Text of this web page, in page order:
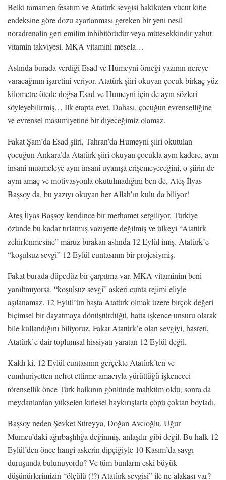
Belki tamamen fesatım ve Atatürk sevgisi hakikaten vücut kitle
endeksine göre dozu ayarlanması gereken bir yeni nesil
noradrenalin geri emilim inhibitörüdür veya mütesekkindir yahut
vitamin takviyesi. MKA vitamini mesela…
Aslında burada verdiği Esad ve Humeyni örneği yazının nereye
varacağının işaretini veriyor. Atatürk şiiri okuyan çocuk birkaç yüz
kilometre ötede doğsa Esad ve Humeyni için de aynı sözleri
söyleyebilirmiş… İlk etapta evet. Dahası, çocuğun evrenselliğine
ve evrensel masumiyetine bir diyeceğimiz olamaz.
Fakat Şam’da Esad şiiri, Tahran’da Humeyni şiiri okutulan
çocuğun Ankara’da Atatürk şiiri okuyan çocukla aynı kadere, aynı
insanî muameleye aynı insanî uyanışa erişemeyeceğini, o şiirin de
aynı amaç ve motivasyonla okutulmadığını ben de, Ateş İlyas
Başsoy da, bu yazıyı okuyan her Allah’ın kulu da biliyor!
Ateş İlyas Başsoy kendince bir merhamet sergiliyor. Türkiye
özünde bu kadar tırlatmış vaziyette değilmiş ve ülkeyi “Atatürk
zehirlenmesine” maruz bırakan aslında 12 Eylül imiş. Atatürk’e
“koşulsuz sevgi” 12 Eylül cuntasının bir projesiymiş.
Fakat burada düpedüz bir çarpıtma var. MKA vitaminim beni
yanıltmıyorsa, “koşulsuz sevgi” askeri cunta rejimi eliyle
aşılanamaz. 12 Eylül’ün başta Atatürk olmak üzere birçok değeri
biçimsel bir dayatmaya dönüştürdüğü, hatta işkence unsuru olarak
bile kullandığını biliyoruz. Fakat Atatürk’e olan sevgiyi, hasreti,
Atatürk’e dair toplumsal hissiyatı yaratan 12 Eylül değil.
Kaldı ki, 12 Eylül cuntasının gerçekte Atatürk’ten ve
cumhuriyetten nefret ettirme amacıyla yürüttüğü işkenceci
törensellik önce Türk halkının gönlünde mahkûm oldu, sonra da
meydanlardan yükselen kitlesel haykırışlarla çöpü çoktan boyladı.
Başsoy neden Şevket Süreyya, Doğan Avcıoğlu, Uğur
Mumcu’daki ağırbaşlılığa değinmiş, anlaşılır gibi değil. Bu halk 12
Eylül’den önce hangi askerin dipçiğiyle 10 Kasım’da saygı
duruşunda bulunuyordu? Ve tüm bunların eski büyük
düşünürlerimizin “ölçülü (!?) Atatürk sevgisi” ile ne alakası var?